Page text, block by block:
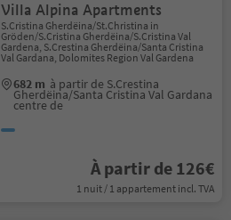
Villa Alpina Apartments
S.Cristina Gherdëina/St.Christina in
Gröden/S.Cristina Gherdëina/S.Cristina Val
Gardena, S.Crestina Gherdëina/Santa Cristina
Val Gardana, Dolomites Region Val Gardena
682 m à partir de S.Crestina
Gherdëina/Santa Cristina Val Gardana
centre de
À partir de 126€
1 nuit / 1 appartement incl. TVA